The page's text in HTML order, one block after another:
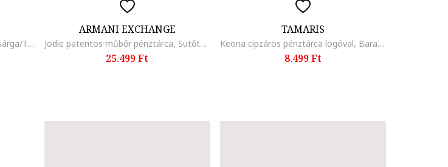
Cipzáros bőr pénztárca, Narancssárga/Téglavörös
ARMANI EXCHANGE
Jodie patentos műbőr pénztárca, Sütőtökszín
25.499 Ft
TAMARIS
Keona cipzáros pénztárca logóval, Barackszín
8.499 Ft